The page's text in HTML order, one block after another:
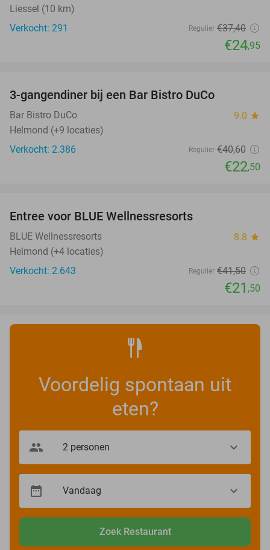
Liessel (10 km)
Verkocht: 291
Regulier €37,40
€24,95
3-gangendiner bij een Bar Bistro DuCo
Bar Bistro DuCo 9.0 star
Helmond (+9 locaties)
Verkocht: 2.386
Regulier €40,60
€22,50
Entree voor BLUE Wellnessresorts
BLUE Wellnessresorts 8.8 star
Helmond (+4 locaties)
Verkocht: 2.643
Regulier €41,50
€21 ,50
Voordelig spontaan uit
eten?
Zoek Restaurant